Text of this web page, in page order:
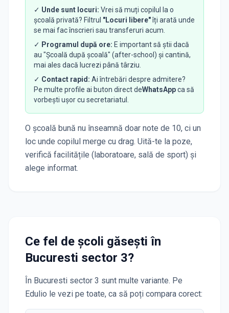
✓ Unde sunt locuri: Vrei să muți copilul la o
școală privată? Filtrul "Locuri libere"îți arată unde
se mai fac înscrieri sau transferuri acum.
✓ Programul după ore: E important să știi dacă
au "Școală după școală" (after-school) și cantină,
mai ales dacă lucrezi până târziu.
✓ Contact rapid: Ai întrebări despre admitere?
Pe multe profile ai buton direct deWhatsAppca să
vorbești ușor cu secretariatul.
O școală bună nu înseamnă doar note de 10, ci un
loc unde copilul merge cu drag. Uită-te la poze,
verifică facilitățile (laboratoare, sală de sport) și
alege informat.
Ce fel de școli găsești în
Bucuresti sector 3?
În Bucuresti sector 3 sunt multe variante. Pe
Edulio le vezi pe toate, ca să poți compara corect: